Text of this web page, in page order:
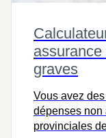
graves
Vous avez
dépenses non
provinciales